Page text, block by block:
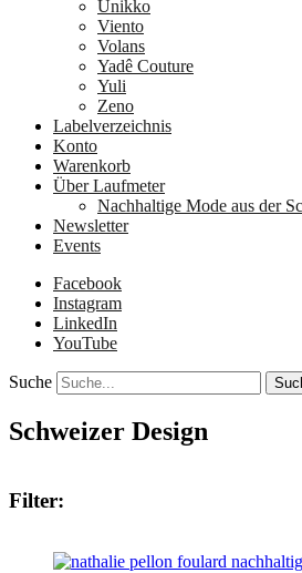
Unikko
Viento
Volans
Yadê Couture
Yuli
Zeno
Labelverzeichnis
Konto
Warenkorb
Über Laufmeter
Nachhaltige Mode aus der
Newsletter
Events
Facebook
Instagram
LinkedIn
YouTube
Suche
Schweizer Design
Filter:
CHF1-CHF961